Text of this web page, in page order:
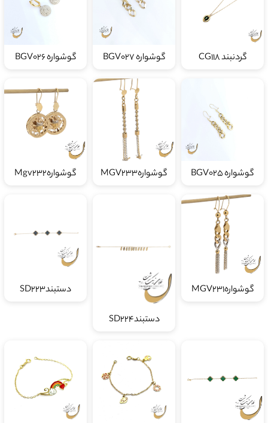
گردنبند CG118 گوشواره BGV027 گوشواره BGV026
گوشواره BGV025 گوشوارهMGV233 گوشوارهMgv232
گوشوارهMGV231
دستبندSD224
دستبندSD223